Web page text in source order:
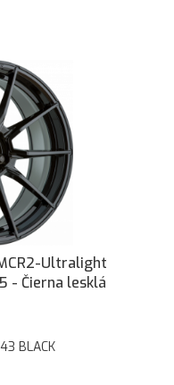
Ultralight
- Čierna lesklá
BLACK